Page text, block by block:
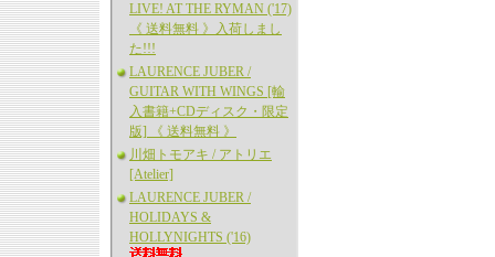
LIVE! AT THE RYMAN ('17)
《 送料無料 》入荷しまし
た!!!
LAURENCE JUBER /
GUITAR WITH WINGS [輸
入書籍+CDディスク・限定
版] 《 送料無料 》
川畑トモアキ / アトリエ
[Atelier]
LAURENCE JUBER /
HOLIDAYS &
HOLLYNIGHTS ('16)